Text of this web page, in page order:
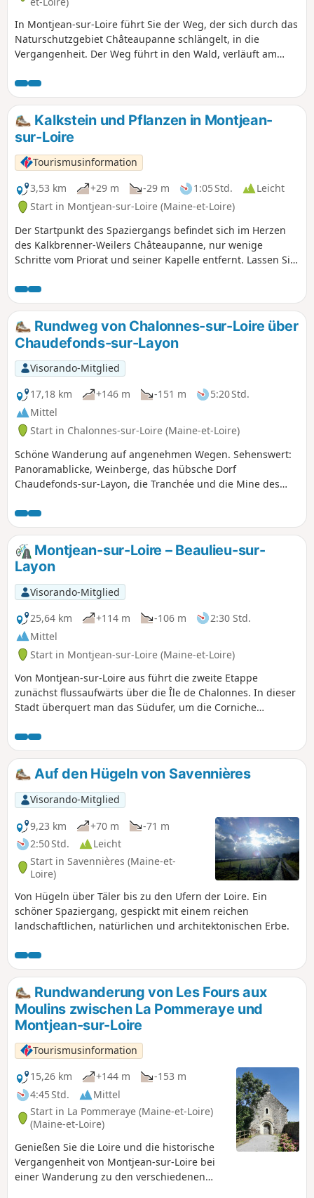
In Montjean-sur-Loire führt Sie der Weg, der sich durch das
Naturschutzgebiet Châteaupanne schlängelt, in die
Vergangenheit. Der Weg führt in den Wald, verläuft am
vorbei. Weiter entfernt steigt er auf ein Korallenriff, heute
ein Kalksteinbruch, wo sich vor 400 Millionen Jahren das
Meer befand. Noch weiter entfernt entführt Sie eine
seltsame Festung in die Zeit der Kalkbrenner.
Kalkstein und Pflanzen in Montjean-
sur-Loire
Tourismusinformation
3,53 km
+29 m -29 m 1:05 Std.
Leicht
Start in Montjean-sur-Loire (Maine-et-Loire)
Der Startpunkt des Spaziergangs befindet sich im Herzen
des Kalkbrenner-Weilers Châteaupanne, nur wenige
Schritte vom Priorat und seiner Kapelle entfernt. Lassen Sie
des Moulins leiten, bevor Sie etwas an Höhe gewinnen.
Beim Aufstieg auf den Hügel bietet sich Ihnen ein
einzigartiges Naturschauspiel: die Überreste des ältesten
Holzes der Welt, das Ballett der wilden Orchideen und,
sobald die schönen Tage kommen, die prächtige Blüte der
Sonnenröschen.
Rundweg von Chalonnes-sur-Loire über
Chaudefonds-sur-Layon
Visorando-Mitglied
17,18 km
+146 m -151 m
5:20 Std.
Mittel
Start in Chalonnes-sur-Loire (Maine-et-Loire)
Schöne Wanderung auf angenehmen Wegen. Sehenswert:
Panoramablicke, Weinberge, das hübsche Dorf
Chaudefonds-sur-Layon, die Tranchée und die Mine des
Barbe-des-Mines… Ein schöner Tag steht bevor. Zu jeder
Jahreszeit empfehlenswert (außer wenn der Layon über die
Ufer tritt).
Montjean-sur-Loire – Beaulieu-sur-
Layon
Visorando-Mitglied
25,64 km
+114 m -106 m
2:30 Std.
Mittel
Start in Montjean-sur-Loire (Maine-et-Loire)
Von Montjean-sur-Loire aus führt die zweite Etappe
zunächst flussaufwärts über die Île de Chalonnes. In dieser
Stadt überquert man das Südufer, um die Corniche
folgt, bevor man ins Layon-Tal hinabsteigt. Auf dem grünen
Weg entlang des Flusses erreicht man gemächlich Pont
Barré, Schauplatz einer Schlacht in der Vendée und
Endpunkt dieser Etappe.
Auf den Hügeln von Savennières
Visorando-Mitglied
9,23 km
+70 m
-71 m
2:50 Std.
Leicht
Start in Savennières (Maine-et-
Loire)
Von Hügeln über Täler bis zu den Ufern der Loire. Ein
schöner Spaziergang, gespickt mit einem reichen
landschaftlichen, natürlichen und architektonischen Erbe.
Rundwanderung von Les Fours aux
Moulins zwischen La Pommeraye und
Montjean-sur-Loire
Tourismusinformation
15,26 km
+144 m
-153 m
4:45 Std.
Mittel
Start in La Pommeraye (Maine-et-Loire)
(Maine-et-Loire)
Genießen Sie die Loire und die historische
Vergangenheit von Montjean-sur-Loire bei
einer Wanderung zu den verschiedenen